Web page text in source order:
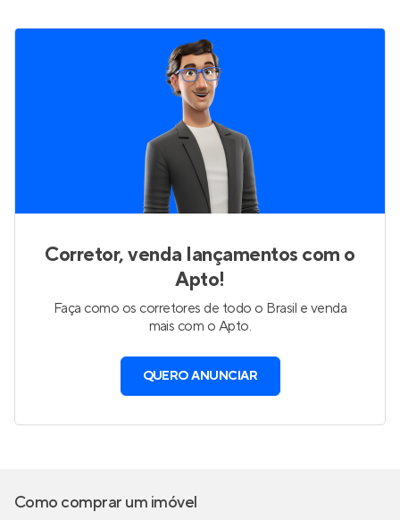
Corretor, venda lançamentos com o
Apto!
Faça como os corretores de todo o Brasil e venda
mais com o Apto.
QUERO ANUNCIAR
Como comprar um imóvel